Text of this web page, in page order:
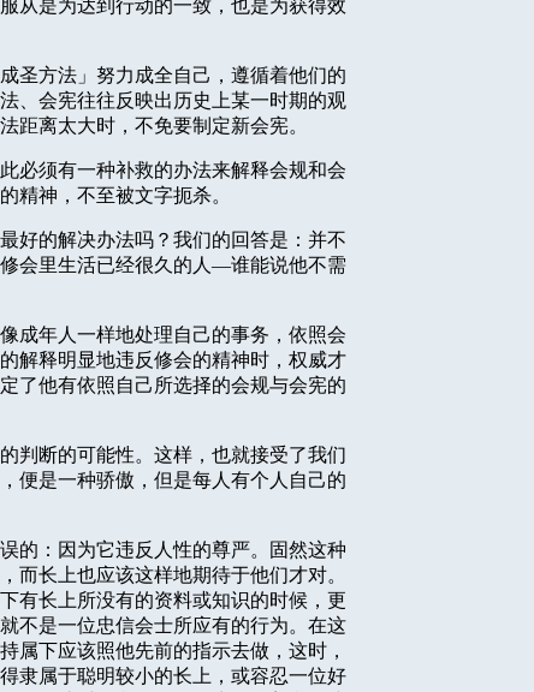
从是为达到行动的一致，也是为获得效
圣方法」努力成全自己，遵循着他们的
、会宪往往反映出历史上某一时期的观
距离太大时，不免要制定新会宪。
必须有一种补救的办法来解释会规和会
精神，不至被文字扼杀。
好的解决办法吗？我们的回答是：并不
会里生活已经很久的人—谁能说他不需
成年人一样地处理自己的事务，依照会
解释明显地违反修会的精神时，权威才
了他有依照自己所选择的会规与会宪的
判断的可能性。这样，也就接受了我们
便是一种骄傲，但是每人有个人自己的
的：因为它违反人性的尊严。固然这种
而长上也应该这样地期待于他们才对。
有长上所没有的资料或知识的时候，更
不是一位忠信会士所应有的行为。在这
属下应该照他先前的指示去做，这时，
隶属于聪明较小的长上，或容忍一位好